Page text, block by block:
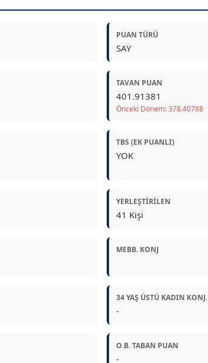
PUAN TÜRÜ
SAY
TAVAN PUAN
401.91381
Önceki Dönem: 378.40788
TBS (EK PUANLI)
YOK
YERLEŞTIRILEN
41 Kişi
MEBB. KONJ
34 YAŞ ÜSTÜ KADIN KONJ.
-
O.B. TABAN PUAN
-